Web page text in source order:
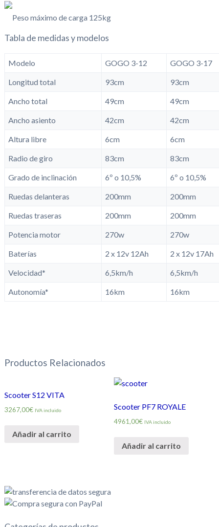
Peso máximo de carga 125kg
Tabla de medidas y modelos
Modelo GOGO 3-12 GOGO 3-17
Longitud total 93cm 93cm
Ancho total 49cm 49cm
Ancho asiento 42cm 42cm
Altura libre 6cm 6cm
Radio de giro 83cm 83cm
Grado de inclinación 6º o 10,5% 6º o 10,5%
Ruedas delanteras 200mm 200mm
Ruedas traseras 200mm 200mm
Potencia motor 270w 270w
Baterías 2 x 12v 12Ah 2 x 12v 17Ah
Velocidad* 6,5km/h 6,5km/h
Autonomía* 16km 16km
Productos Relacionados
Scooter S12 VITA
3267,00€ IVA incluido
Añadir al carrito
Scooter PF7 ROYALE
4961,00€ IVA incluido
Añadir al carrito